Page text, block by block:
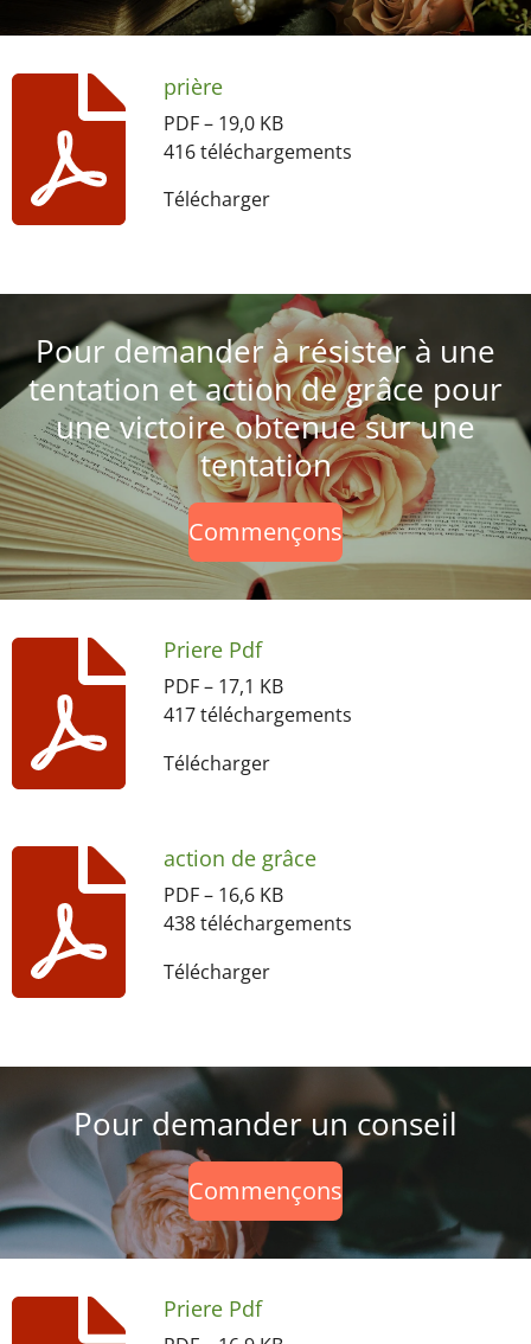
prière
PDF – 19,0 KB
416 téléchargements
Télécharger
Pour demander à résister à une
tentation et action de grâce pour
une victoire obtenue sur une
tentation
Commençons
Priere Pdf
PDF – 17,1 KB
417 téléchargements
Télécharger
action de grâce
PDF – 16,6 KB
438 téléchargements
Télécharger
Pour demander un conseil
Commençons
Priere Pdf